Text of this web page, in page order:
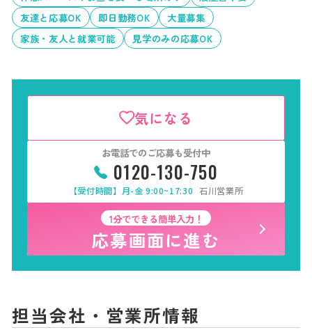
友達と応募OK
即日勤務OK
大量募集
家族・友人と就業可能
見学のみの応募OK
気になる
お電話でのご応募も受付中
0120-130-750
【受付時間】月-金 9:00~17:30 石川営業所
1分でできる簡単入力！
応募画面に進む
担当会社・営業所情報